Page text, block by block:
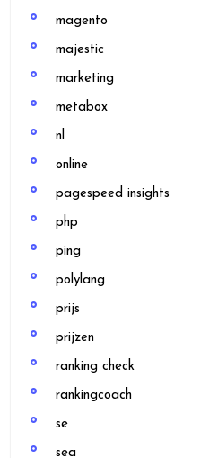
magento
majestic
marketing
metabox
nl
online
pagespeed insights
php
ping
polylang
prijs
prijzen
ranking check
rankingcoach
se
sea